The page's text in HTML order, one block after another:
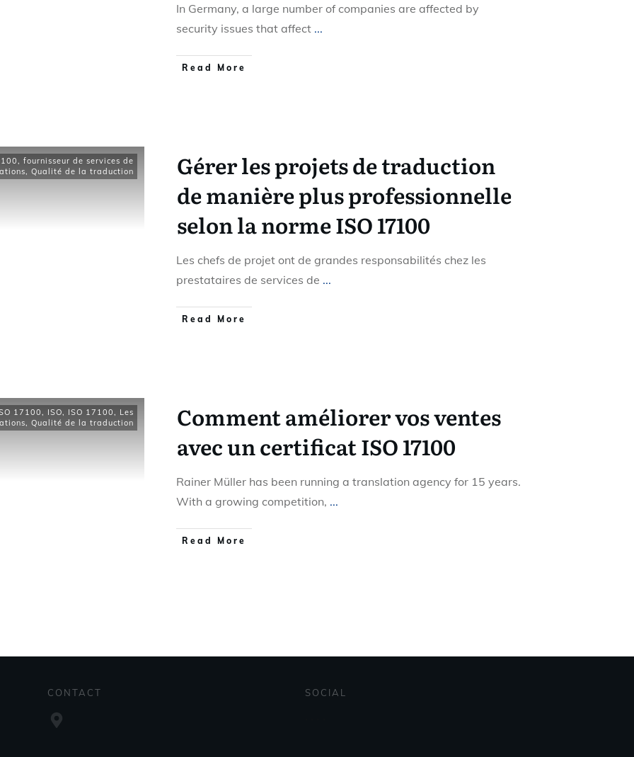
In Germany, a large number of companies are affected by
security issues that affect ...
Read More
, fournisseur de services de
, Qualité de la traduction
Gérer les projets de traduction
de manière plus professionnelle
selon la norme ISO 17100
Les chefs de projet ont de grandes responsabilités chez les
prestataires de services de ...
Read More
17100, ISO, ISO 17100, Les
, Qualité de la traduction
Comment améliorer vos ventes
avec un certificat ISO 17100
Rainer Müller has been running a translation agency for 15 years.
With a growing competition, ...
Read More
CONTACT SOCIAL